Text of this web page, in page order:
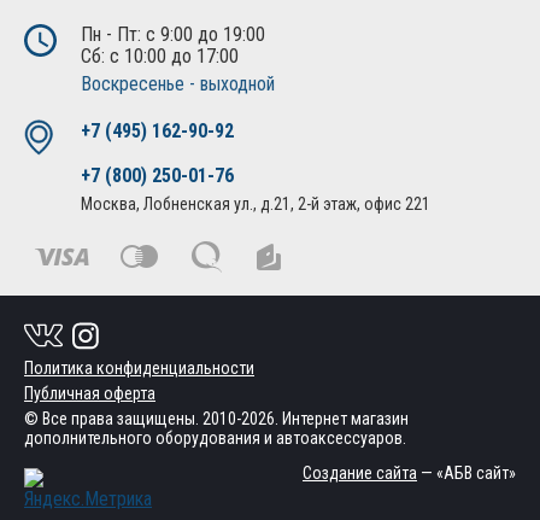
Пн - Пт: с 9:00 до 19:00
Сб: с 10:00 до 17:00
Воскресенье - выходной
+7 (495) 162-90-92
+7 (800) 250-01-76
Москва, Лобненская ул., д.21, 2-й этаж, офис 221
Политика конфиденциальности
Публичная оферта
© Все права защищены. 2010-2026. Интернет магазин
дополнительного оборудования и автоаксессуаров.
Создание сайта — «АБВ сайт»